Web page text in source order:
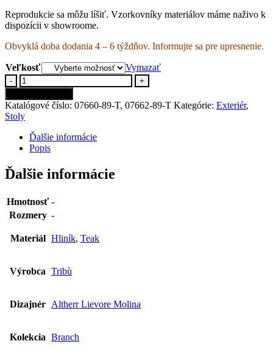
Reprodukcie sa môžu líšiť. Vzorkovníky materiálov máme naživo k
dispozícii v showroome.
Obvyklá doba dodania 4 – 6 týždňov. Informujte sa pre upresnenie.
Veľkosť Vymazať
-
+
Katalógové číslo: 07660-89-T, 07662-89-T Kategórie: Exteriér,
Stoly
Ďalšie informácie
Popis
Ďalšie informácie
Hmotnosť -
Rozmery -
Materiál Hliník, Teak
Výrobca Tribù
Dizajnér Altherr Lievore Molina
Kolekcia Branch